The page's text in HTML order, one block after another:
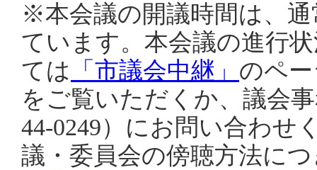
※本会議の開議時間は、通
ています。本会議の進行
ては
「市議会中継」 のペ
をご覧いただくか、議会
44-0249）にお問い合わせ
議・委員会の傍聴方法に